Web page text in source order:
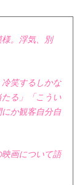
。浮気、別
笑するしかな
る」「こうい
か観客自分自
画について語